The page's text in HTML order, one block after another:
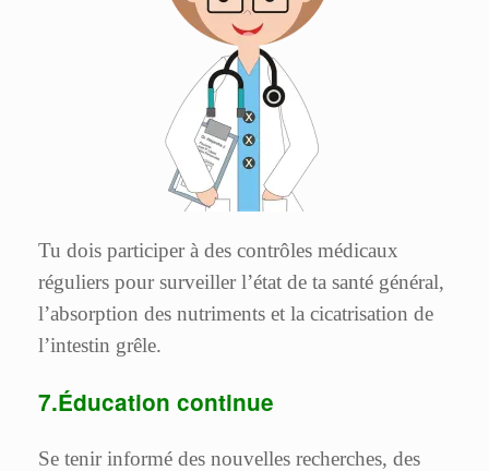
Tu dois participer à des contrôles médicaux
réguliers pour surveiller l’état de ta santé général,
l’absorption des nutriments et la cicatrisation de
l’intestin grêle.
7.Éducation continue
Se tenir informé des nouvelles recherches, des